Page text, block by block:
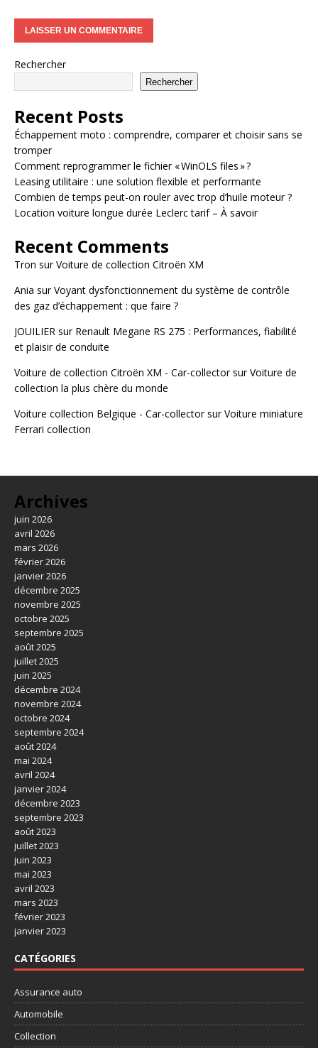
Rechercher
Rechercher
Recent Posts
Échappement moto : comprendre, comparer et choisir sans se
tromper
Comment reprogrammer le fichier « WinOLS files » ?
Leasing utilitaire : une solution flexible et performante
Combien de temps peut-on rouler avec trop d’huile moteur ?
Location voiture longue durée Leclerc tarif – À savoir
Recent Comments
Tron surVoiture de collection Citroën XM
Ania surVoyant dysfonctionnement du système de contrôle
des gaz d’échappement : que faire ?
JOUILIER sur Renault Megane RS 275 : Performances, fiabilité
et plaisir de conduite
Voiture de collection Citroën XM - Car-collectorsurVoiture de
collection la plus chère du monde
Voiture collection Belgique - Car-collectorsurVoiture miniature
Ferrari collection
Archives
juin 2026
avril 2026
mars 2026
février 2026
janvier 2026
décembre 2025
novembre 2025
octobre 2025
septembre 2025
août 2025
juillet 2025
juin 2025
décembre 2024
novembre 2024
octobre 2024
septembre 2024
août 2024
mai 2024
avril 2024
janvier 2024
décembre 2023
septembre 2023
août 2023
juillet 2023
juin 2023
mai 2023
avril 2023
mars 2023
février 2023
janvier 2023
CATÉGORIES
Assurance auto
Automobile
Collection